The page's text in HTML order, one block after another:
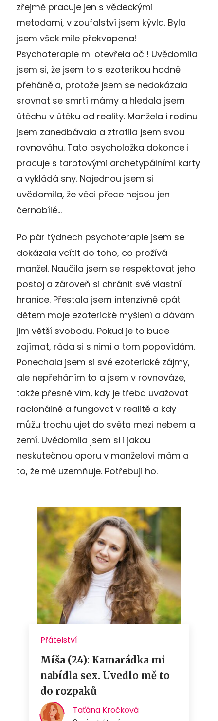
zřejmě pracuje jen s vědeckými
metodami, v zoufalství jsem kývla. Byla
jsem však mile překvapena!
Psychoterapie mi otevřela oči! Uvědomila
jsem si, že jsem to s ezoterikou hodně
přeháněla, protože jsem se nedokázala
srovnat se smrtí mámy a hledala jsem
útěchu v útěku od reality. Manžela i rodinu
jsem zanedbávala a ztratila jsem svou
rovnováhu. Tato psycholožka dokonce i
pracuje s tarotovými archetypálními karty
a vykládá sny. Najednou jsem si
uvědomila, že věci přece nejsou jen
černobílé…
Po pár týdnech psychoterapie jsem se
dokázala vcítit do toho, co prožívá
manžel. Naučila jsem se respektovat jeho
postoj a zároveň si chránit své vlastní
hranice. Přestala jsem intenzivně cpát
dětem moje ezoterické myšlení a dávám
jim větší svobodu. Pokud je to bude
zajímat, ráda si s nimi o tom popovídám.
Ponechala jsem si své ezoterické zájmy,
ale nepřeháním to a jsem v rovnováze,
takže přesně vím, kdy je třeba uvažovat
racionálně a fungovat v realitě a kdy
můžu trochu ujet do světa mezi nebem a
zemí. Uvědomila jsem si i jakou
neskutečnou oporu v manželovi mám a
to, že mě uzemňuje. Potřebuji ho.